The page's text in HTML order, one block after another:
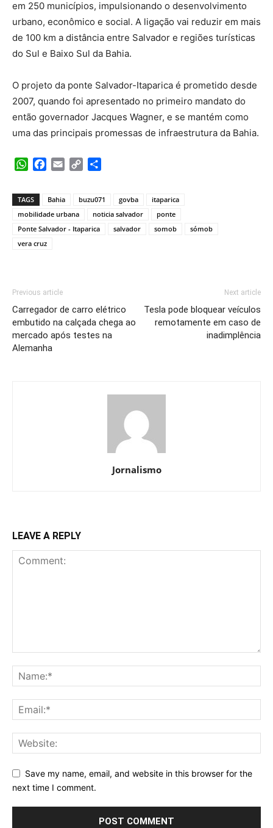
em 250 municípios, impulsionando o desenvolvimento
urbano, econômico e social. A ligação vai reduzir em mais
de 100 km a distância entre Salvador e regiões turísticas
do Sul e Baixo Sul da Bahia.
O projeto da ponte Salvador-Itaparica é prometido desde
2007, quando foi apresentado no primeiro mandato do
então governador Jacques Wagner, e se mantém como
uma das principais promessas de infraestrutura da Bahia.
WhatsApp
Facebook
Email Copy
TAGS Bahia buzu071 govba
itaparica
mobilidade urbana
noticia salvador
ponte
Ponte Salvador - Itaparica
salvador somob
sómob
vera cruz
Previous article
Carregador de carro elétrico
embutido na calçada chega ao
mercado após testes na
Alemanha
Next article
Tesla pode bloquear veículos
remotamente em caso de
inadimplência
Jornalismo
LEAVE A REPLY
Save my name, email, and website in this browser for the
next time I comment.